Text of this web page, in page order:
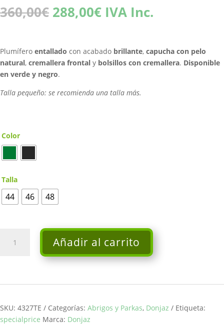
360,00€ El
precio
era:
360,00€.
288,00€El
precio
es:
288,00€.
IVA Inc.
Plumífero entallado con acabado brillante, capucha con pelo
natural, cremallera frontal y bolsillos con cremallera. Disponible
en verde y negro.
Talla pequeño: se recomienda una talla más.
Color
Talla
44 46 48
Añadir al carrito
SKU: 4327TE Categorías: Abrigos y Parkas, Donjaz
Etiqueta:
specialprice Marca: Donjaz